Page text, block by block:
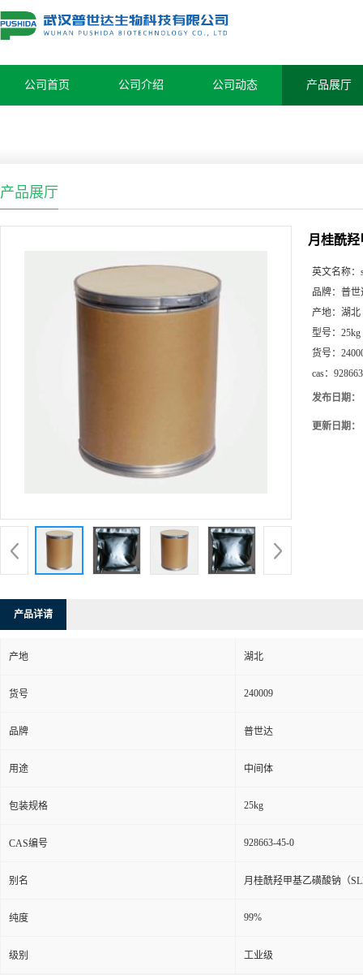
公司首页 公司介绍 公司动态 产品展厅
产品展厅
月桂酰
英文名称：
品牌： 普世
产地： 湖北
型号： 25kg
货号：
cas：
发布日期：
更新日期：
产品详请
产地 湖北
货号 240009
品牌 普世达
用途 中间体
包装规格 25kg
CAS编号 928663-45-0
别名 月桂酰羟甲基乙磺酸钠（
纯度 99%
级别 工业级